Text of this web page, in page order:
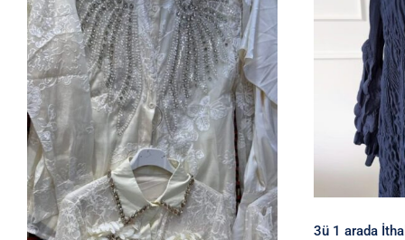
3D Çiçek Aplikeli Kadın
Dantel Gömlek – İnci
Detaylı, Şık Tasarım
3ü 1
3ü 1 arada